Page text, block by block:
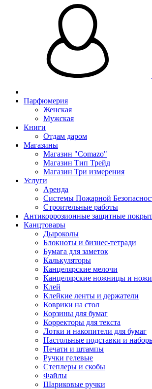
Парфюмерия
Женская
Мужская
Книги
Отдам даром
Магазины
Магазин "Comazo"
Магазин Тип Трейд
Магазин Три измерения
Услуги
Аренда
Системы Пожарной
Строительные работы
Антикоррозионные защитные
Канцтовары
Дыроколы
Блокноты и бизнес-тетради
Бумага для заметок
Калькуляторы
Канцелярские мелочи
Канцелярские ножницы и ножи
Клей
Клейкие ленты и держатели
Коврики на стол
Корзины для бумаг
Корректоры для текста
Лотки и накопители для бумаг
Настольные подставки и
Печати и штампы
Ручки гелевые
Степлеры и скобы
Файлы
Шариковые ручки